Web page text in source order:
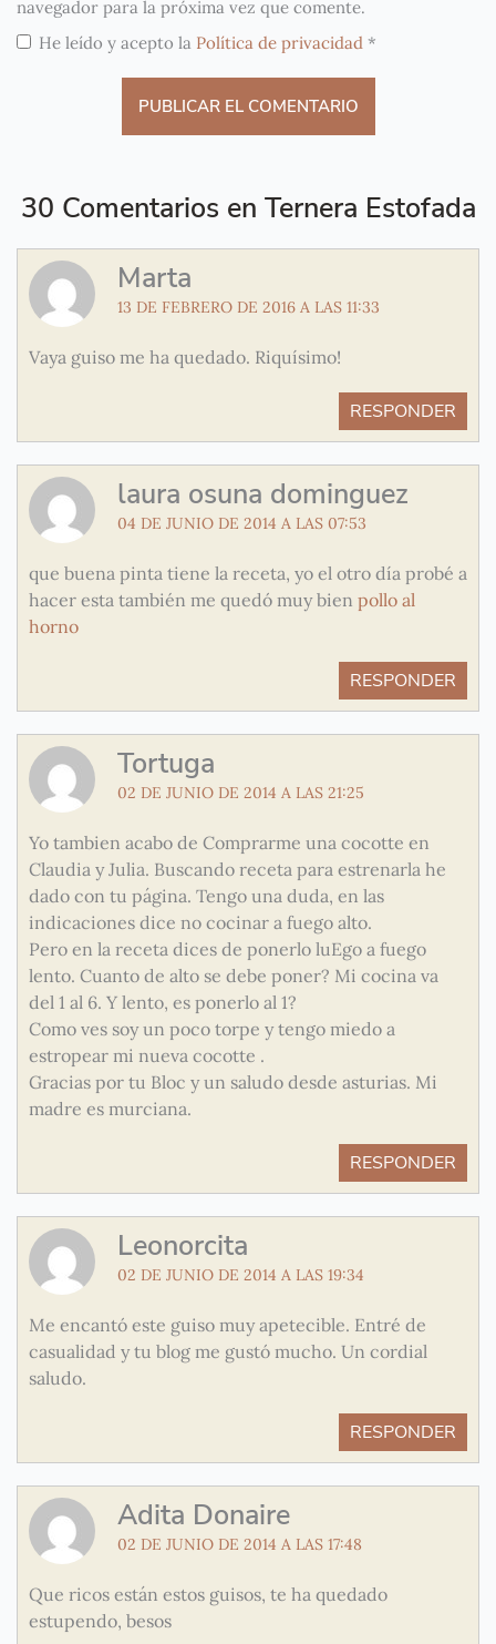
navegador para la próxima vez que comente.
He leído y acepto la Política de privacidad *
30 Comentarios en Ternera Estofada
Marta
13 DE FEBRERO DE 2016 A LAS 11:33
Vaya guiso me ha quedado. Riquísimo!
RESPONDER
laura osuna dominguez
04 DE JUNIO DE 2014 A LAS 07:53
que buena pinta tiene la receta, yo el otro día probé a
hacer esta también me quedó muy bien pollo al
horno
RESPONDER
Tortuga
02 DE JUNIO DE 2014 A LAS 21:25
Yo tambien acabo de Comprarme una cocotte en
Claudia y Julia. Buscando receta para estrenarla he
dado con tu página. Tengo una duda, en las
indicaciones dice no cocinar a fuego alto.
Pero en la receta dices de ponerlo luEgo a fuego
lento. Cuanto de alto se debe poner? Mi cocina va
del 1 al 6. Y lento, es ponerlo al 1?
Como ves soy un poco torpe y tengo miedo a
estropear mi nueva cocotte .
Gracias por tu Bloc y un saludo desde asturias. Mi
madre es murciana.
RESPONDER
Leonorcita
02 DE JUNIO DE 2014 A LAS 19:34
Me encantó este guiso muy apetecible. Entré de
casualidad y tu blog me gustó mucho. Un cordial
saludo.
RESPONDER
Adita Donaire
02 DE JUNIO DE 2014 A LAS 17:48
Que ricos están estos guisos, te ha quedado
estupendo, besos